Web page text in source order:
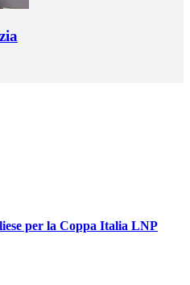
per la Coppa Italia LNP